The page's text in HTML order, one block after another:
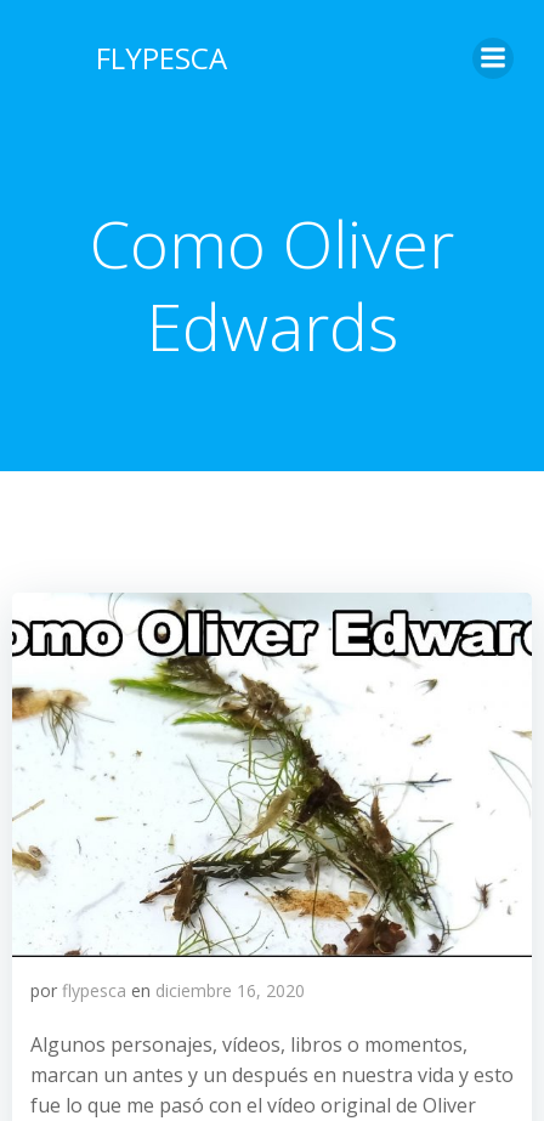
FLYPESCA
Como Oliver
Edwards
por flypesca en diciembre 16, 2020
Algunos personajes, vídeos, libros o momentos,
marcan un antes y un después en nuestra vida y esto
fue lo que me pasó con el vídeo original de Oliver